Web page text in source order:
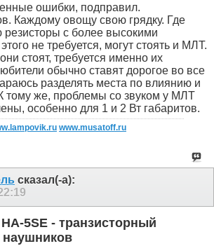
ошибки, подправил.
Каждому овощу свою грядку. Где
резисторы с более высокими
не требуется, могут стоять и МЛТ.
стоят, требуется именно их
обычно ставят дорогое во все
разделять места по влиянию и
тому же, проблемы со звуком у МЛТ
особенно для 1 и 2 Вт габаритов.
www.musatoff.ru
сказал(-а):
5SE - транзисторный
наушников